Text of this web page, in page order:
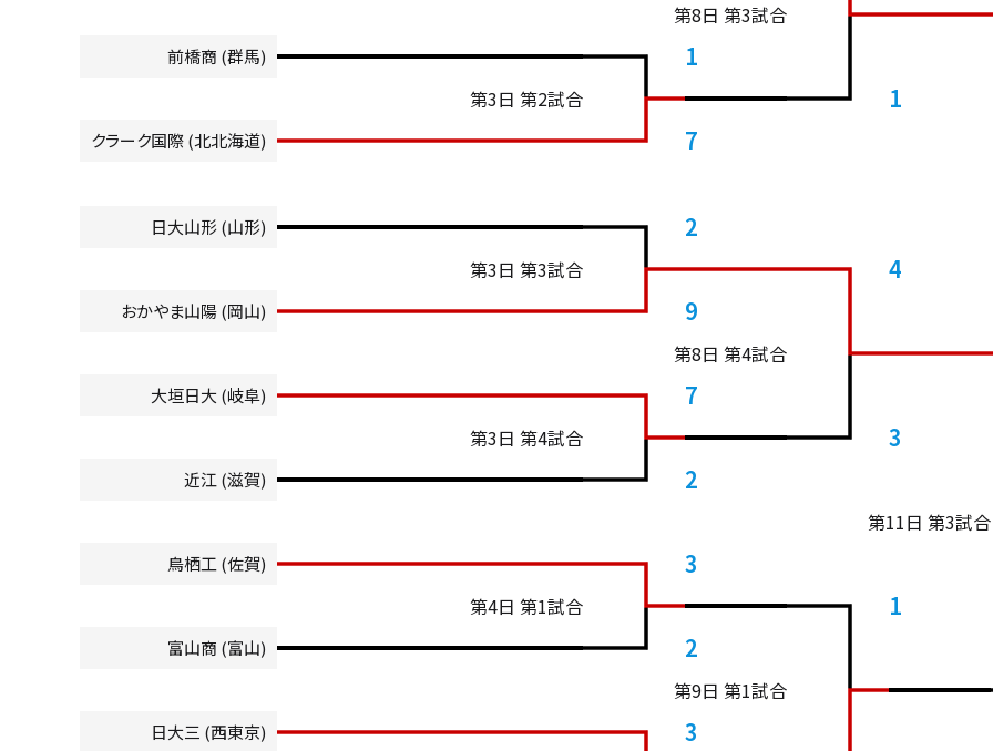
第8日 第3試合
前橋商 (群馬) 1
第3日 第2試合 1
クラーク国際 (北北海道) 7
日大山形 (山形) 2
第3日 第3試合 4
おかやま山陽 (岡山) 9
第8日 第4試合
大垣日大 (岐阜) 7
第3日 第4試合 3
近江 (滋賀) 2
第11日 第3試合
鳥栖工 (佐賀) 3
第4日 第1試合 1
富山商 (富山) 2
第9日 第1試合
日大三 (西東京) 3